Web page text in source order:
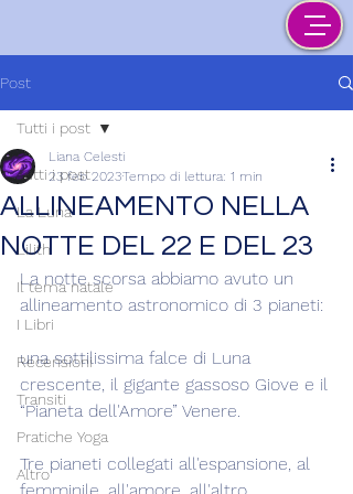
Post
Tutti i post
La Luna
Lilith
Il tema natale
I Libri
Recensioni
Transiti
Pratiche Yoga
Altro
Tutti i post
ALLINEAMENTO NELLA
NOTTE DEL 22 E DEL 23
Liana Celesti
23 feb 2023Tempo di lettura: 1 min
La notte scorsa abbiamo avuto un
allineamento astronomico di 3 pianeti:
una sottilissima falce di Luna
crescente, il gigante gassoso Giove e il
“Pianeta dell'Amore” Venere.
Tre pianeti collegati all'espansione, al